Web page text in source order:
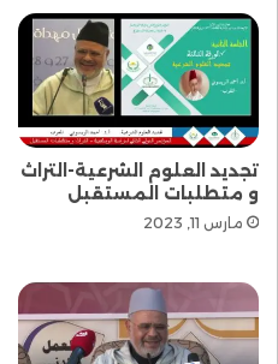
تجديد العلوم الشرعية-التراث
و متطلبات المستقبل
مارس 11, 2023